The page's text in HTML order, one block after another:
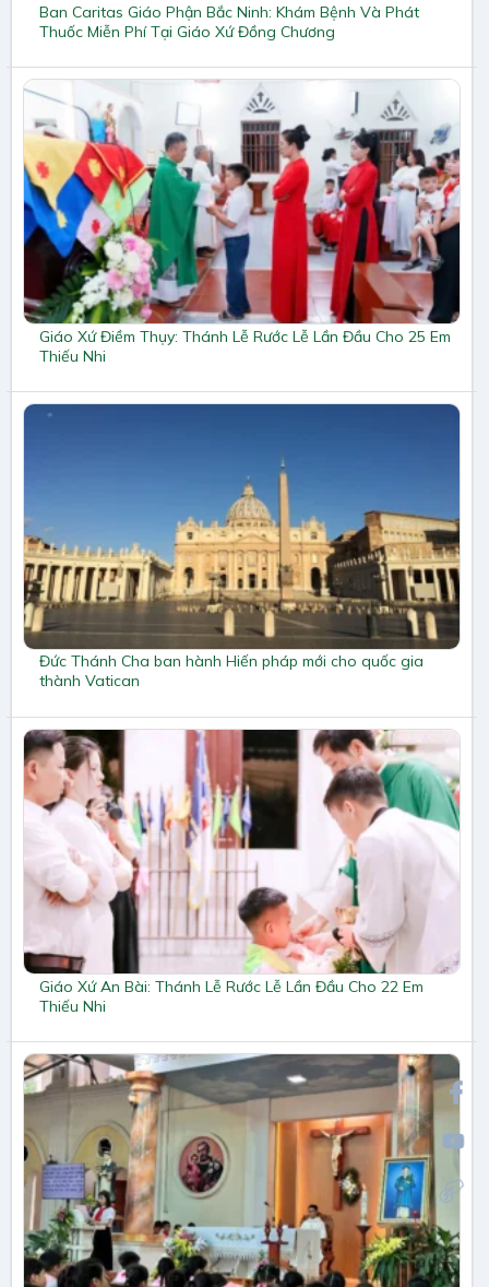
Ban Caritas Giáo Phận Bắc Ninh: Khám Bệnh Và Phát
Thuốc Miễn Phí Tại Giáo Xứ Đồng Chương
Giáo Xứ Điềm Thụy: Thánh Lễ Rước Lễ Lần Đầu Cho 25 Em
Thiếu Nhi
Đức Thánh Cha ban hành Hiến pháp mới cho quốc gia
thành Vatican
Giáo Xứ An Bài: Thánh Lễ Rước Lễ Lần Đầu Cho 22 Em
Thiếu Nhi